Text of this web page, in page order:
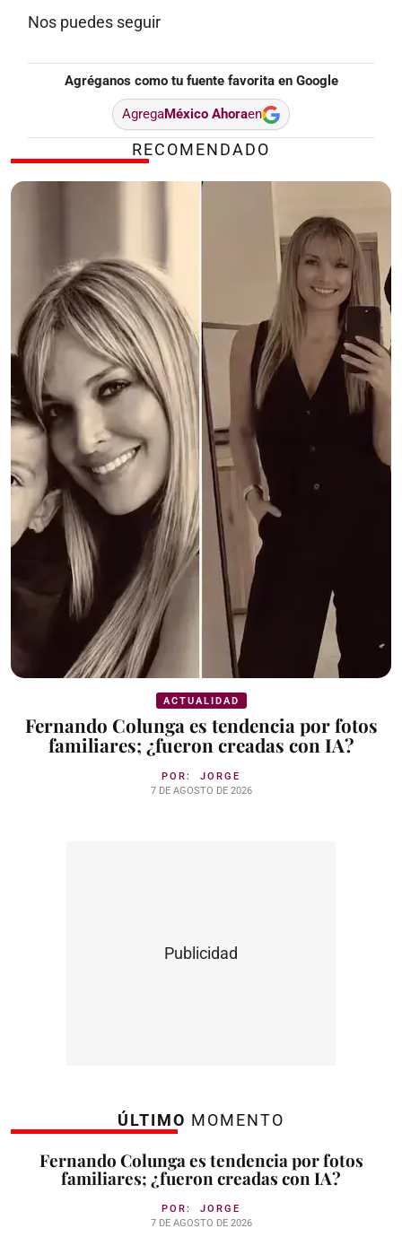
Nos puedes seguir
Agréganos como tu fuente favorita en Google
AgregaMéxico Ahoraen
RECOMENDADO
ACTUALIDAD
Fernando Colunga es tendencia por fotos
familiares; ¿fueron creadas con IA?
POR: JORGE
7 DE AGOSTO DE 2026
Publicidad
ÚLTIMO MOMENTO
Fernando Colunga es tendencia por fotos
familiares; ¿fueron creadas con IA?
POR: JORGE
7 DE AGOSTO DE 2026